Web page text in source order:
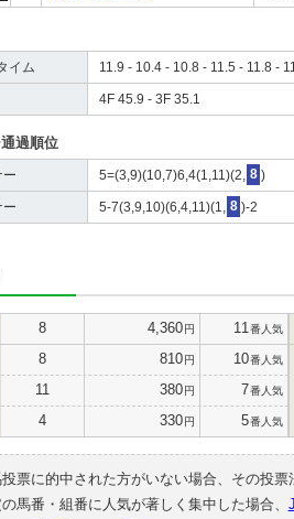
イム 11.9 - 10.4 - 10.8 - 11.5 - 11.8 -
4F 45.9 - 3F 35.1
過順位
ー 5=(3,9)(10,7)6,4(1,11)(2, 8 )
ー 5-7(3,9,10)(6,4,11)(1, 8 )-2
8 4,360円 11 番人気
8 810円 10番人気
11 380円 7番人気
4 330円 5番人気
投票に的中された方がいない場合、その投
馬番・組番に人気が著しく集中した場合、